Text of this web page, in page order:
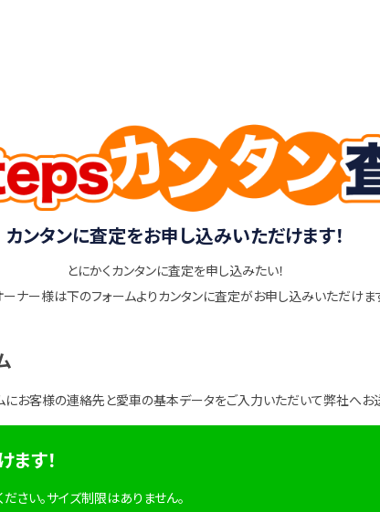
カンタンに査定をお申し込みいただけます！
とにかくカンタンに査定を申し込みたい！
ーナー様は下のフォームよりカンタンに査定がお申し込みいただけま
お客様の連絡先と愛車の基本データをご入力いただいて弊社へお
す！
い。サイズ制限はありません。